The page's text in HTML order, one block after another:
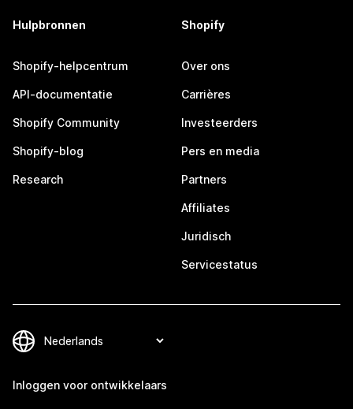
Hulpbronnen
Shopify-helpcentrum
API-documentatie
Shopify Community
Shopify-blog
Research
Shopify
Over ons
Carrières
Investeerders
Pers en media
Partners
Affiliates
Juridisch
Servicestatus
Inloggen voor ontwikkelaars